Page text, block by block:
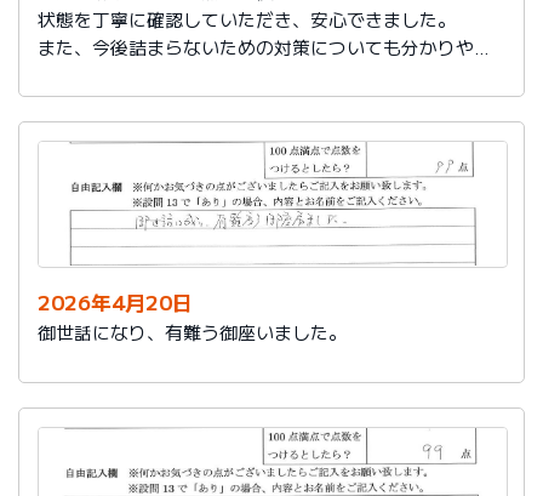
状態を丁寧に確認していただき、安心できました。
また、今後詰まらないための対策についても分かりやす
ありがとうございました。
2026年4月20日
御世話になり、有難う御座いました。